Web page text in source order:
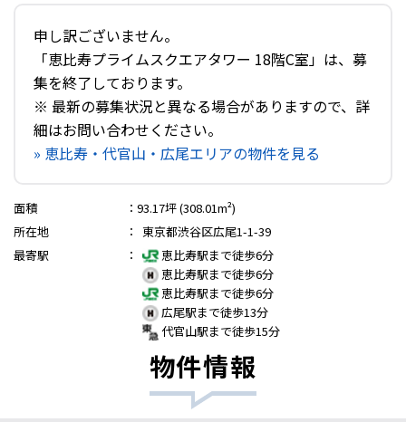
申し訳ございません。
「恵比寿プライムスクエアタワー 18階C室」は、募
集を終了しております。
※ 最新の募集状況と異なる場合がありますので、詳
細はお問い合わせください。
» 恵比寿・代官山・広尾エリアの物件を見る
面積 ： 93.17坪 (308.01m²)
所在地
：
東京都渋谷区広尾1-1-39
最寄駅
：
恵比寿駅まで徒歩6分
恵比寿駅まで徒歩6分
恵比寿駅まで徒歩6分
広尾駅まで徒歩13分
代官山駅まで徒歩15分
物件情報